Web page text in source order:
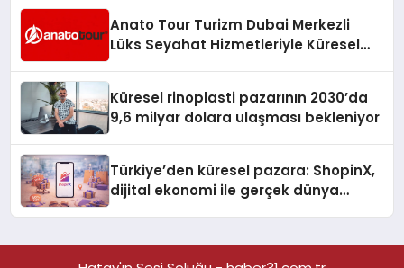
Anato Tour Turizm Dubai Merkezli
Lüks Seyahat Hizmetleriyle Küresel
Küresel rinoplasti pazarının 2030’da
9,6 milyar dolara ulaşması bekleniyor
Türkiye’den küresel pazara: ShopinX,
dijital ekonomi ile gerçek dünya